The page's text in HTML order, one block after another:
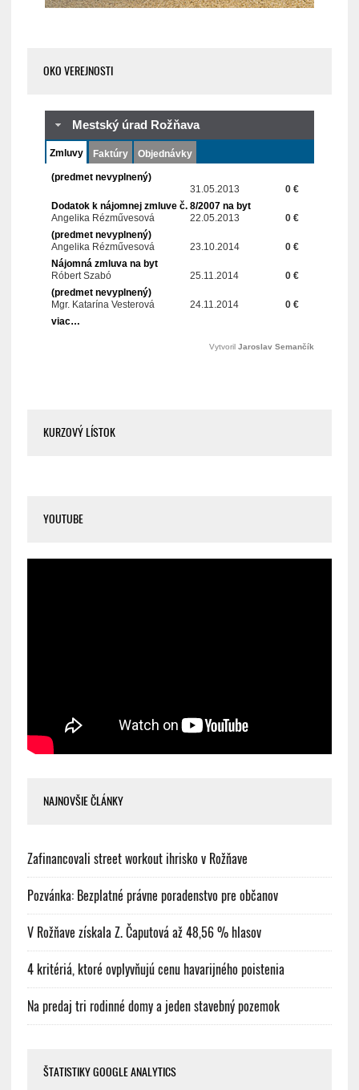
OKO VEREJNOSTI
KURZOVÝ LÍSTOK
YOUTUBE
NAJNOVŠIE ČLÁNKY
Zafinancovali street workout ihrisko v Rožňave
Pozvánka: Bezplatné právne poradenstvo pre občanov
V Rožňave získala Z. Čaputová až 48,56 % hlasov
4 kritériá, ktoré ovplyvňujú cenu havarijného poistenia
Na predaj tri rodinné domy a jeden stavebný pozemok
ŠTATISTIKY GOOGLE ANALYTICS